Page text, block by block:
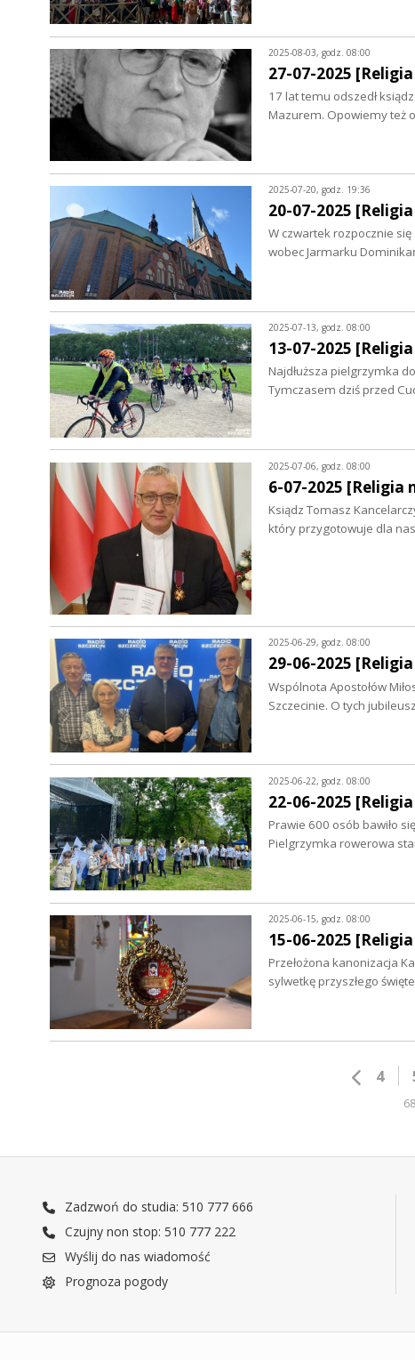
2025-08-03, godz. 08:00
27-07-2025
17 lat temu odszedł
Mazurem. Opowiemy też
2025-07-20, godz. 19:36
20-07-2025
W czwartek rozpocznie
wobec Jarmarku
2025-07-13, godz. 08:00
13-07-2025
Najdłuższa pielgrzymka
Tymczasem dziś przed
2025-07-06, godz. 08:00
6-07-2025 [Religia
Ksiądz Tomasz
który przygotowuje dla
2025-06-29, godz. 08:00
29-06-2025
Wspólnota Apostołów
Szczecinie. O tych
2025-06-22, godz. 08:00
22-06-2025
Prawie 600 osób bawiło
Pielgrzymka rowerowa
2025-06-15, godz. 08:00
15-06-2025
Przełożona kanonizacja
sylwetkę przyszłego
4
Zadzwoń do studia: 510 777 666
Czujny non stop: 510 777 222
Wyślij do nas wiadomość
Prognoza pogody